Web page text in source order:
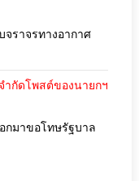
จราจรทางอากาศ
ำกัดโพสต์ของนายกฯ
กมาขอโทษรัฐบาล